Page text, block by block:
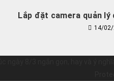
Lắp đặt camera quản lý
14/